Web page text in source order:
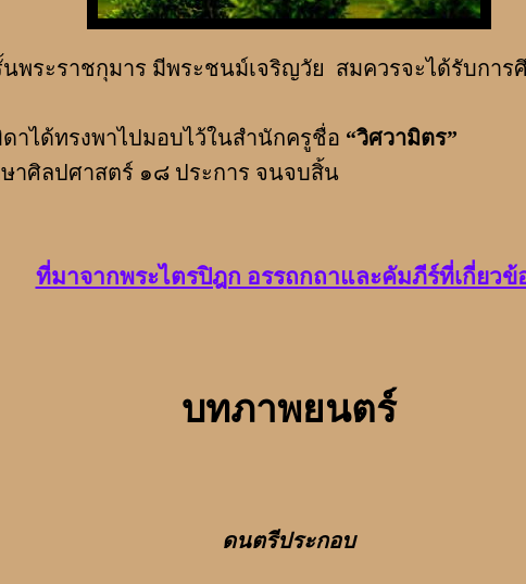
ราชกุมาร มีพระชนม์เจริญวัย สมควรจะได้รับการศึ
าได้ทรงพาไปมอบไว้ในสำนักครูชื่อ “วิศวามิตร”
าศิลปศาสตร์ ๑๘ ประการ จนจบสิ้น
ที่มาจากพระไตรปิฎก อรรถกถาและคัมภีร์ที่เกี่ยวข้
บทภาพยนตร์
ดนตรีประกอบ